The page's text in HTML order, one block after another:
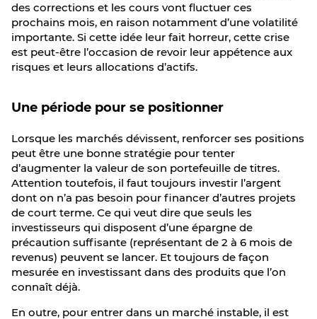
des corrections et les cours vont fluctuer ces
prochains mois, en raison notamment d’une volatilité
importante. Si cette idée leur fait horreur, cette crise
est peut-être l’occasion de revoir leur appétence aux
risques et leurs allocations d’actifs.
Une période pour se positionner
Lorsque les marchés dévissent, renforcer ses positions
peut être une bonne stratégie pour tenter
d’augmenter la valeur de son portefeuille de titres.
Attention toutefois, il faut toujours investir l’argent
dont on n’a pas besoin pour financer d’autres projets
de court terme. Ce qui veut dire que seuls les
investisseurs qui disposent d’une épargne de
précaution suffisante (représentant de 2 à 6 mois de
revenus) peuvent se lancer. Et toujours de façon
mesurée en investissant dans des produits que l’on
connaît déjà.
En outre, pour entrer dans un marché instable, il est